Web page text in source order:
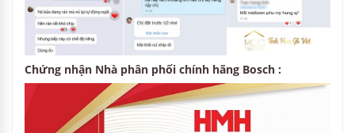
Chứng nhận Nhà phân phối chính hãng Bosch :